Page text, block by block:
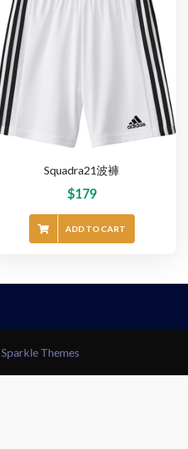
Squadra21波褲
$179
ADD TO CART
Sparkle Themes